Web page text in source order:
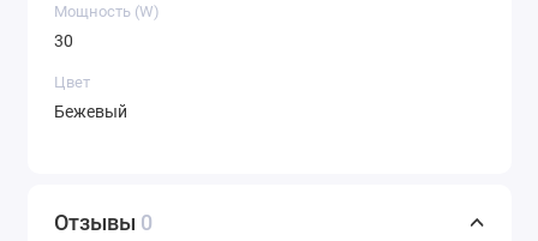
Мощность (W)
30
Цвет
Бежевый
Отзывы 0